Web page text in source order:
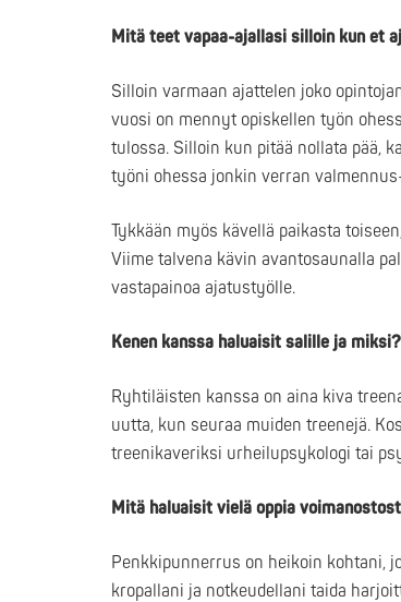
Mitä teet vapaa-ajallasi silloin kun et
Silloin varmaan ajattelen joko
vuosi on mennyt opiskellen työn
tulossa. Silloin kun pitää nollata pää,
työni ohessa jonkin verran
Tykkään myös kävellä paikasta
Viime talvena kävin avantosaunalla
vastapainoa ajatustyölle.
Kenen kanssa haluaisit salille ja miksi?
Ryhtiläisten kanssa on aina kiva
uutta, kun seuraa muiden treenejä.
treenikaveriksi urheilupsykologi tai
Mitä haluaisit vielä oppia
Penkkipunnerrus on heikoin kohtani,
kropallani ja notkeudellani taida